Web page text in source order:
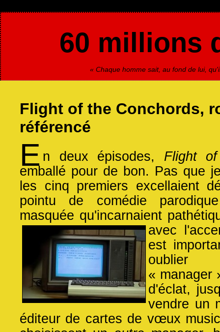
60 millions
« Chaque homme sait, au fond de lui,
Flight of the Conchords,
référencé
E n deux épisodes, Flight
emballé pour de bon. Pas que
les cinq premiers excellaient
pointu de comédie
masquée qu'incarnaient
avec
est
oublier
« manager
d'éclat,
vendre un
éditeur de cartes de vœux